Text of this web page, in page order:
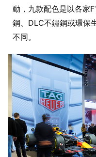
動，九款配色是以各家
鋼、DLC不鏽鋼或環保
不同。